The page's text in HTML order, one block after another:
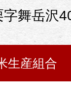
舞岳沢
生産組合